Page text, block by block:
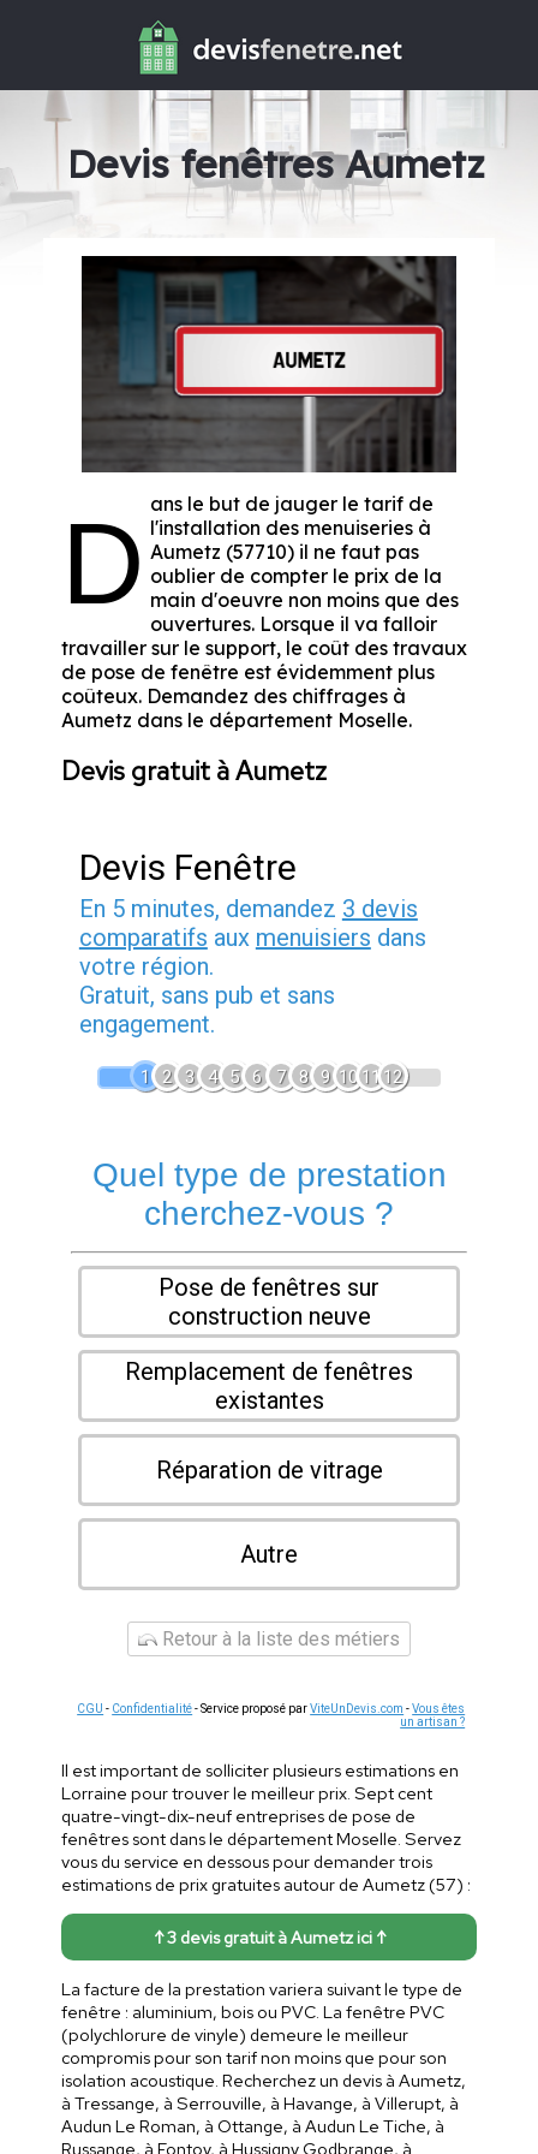
Devis fenêtres Aumetz
D ans le but de jauger le tarif de
l'installation des menuiseries à
Aumetz (57710) il ne faut pas
oublier de compter le prix de la
main d'oeuvre non moins que des
ouvertures. Lorsque il va falloir
travailler sur le support, le coût des travaux
de pose de fenêtre est évidemment plus
coûteux. Demandez des chiffrages à
Aumetz dans le département Moselle.
Devis gratuit à Aumetz
Devis Fenêtre
En 5 minutes, demandez 3 devis
comparatifs aux menuisiers dans
votre région.
Gratuit, sans pub et sans
engagement.
1 2 3 4 5 6 7 8 9 1011 12
Quel type de prestation
cherchez-vous ?
Pose de fenêtres sur
construction neuve
Remplacement de fenêtres
existantes
Réparation de vitrage
Autre
Retour à la liste des métiers
CGU - Confidentialité- Service proposé parViteUnDevis.com -Vous êtes
un artisan ?
Il est important de solliciter plusieurs estimations en
Lorraine pour trouver le meilleur prix. Sept cent
quatre-vingt-dix-neuf entreprises de pose de
fenêtres sont dans le département Moselle. Servez
vous du service en dessous pour demander trois
estimations de prix gratuites autour de Aumetz (57) :
↑ 3 devis gratuit à Aumetz ici ↑
La facture de la prestation variera suivant le type de
fenêtre : aluminium, bois ou PVC. La fenêtre PVC
(polychlorure de vinyle) demeure le meilleur
compromis pour son tarif non moins que pour son
isolation acoustique. Recherchez un devis à Aumetz,
à Tressange, à Serrouville, à Havange, à Villerupt, à
Audun Le Roman, à Ottange, à Audun Le Tiche, à
Russange, à Fontoy, à Hussigny Godbrange, à